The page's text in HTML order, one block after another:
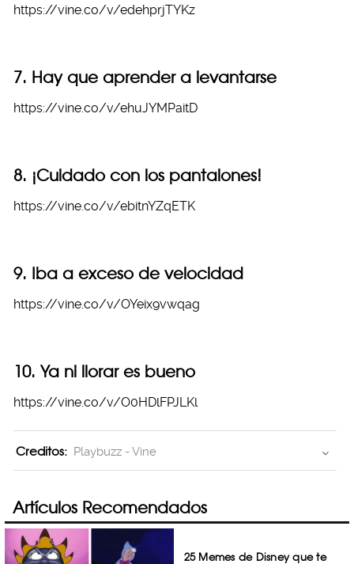
https://vine.co/v/edehprjTYKz
7. Hay que aprender a levantarse
https://vine.co/v/ehuJYMPaitD
8. ¡Cuidado con los pantalones!
https://vine.co/v/ebitnYZqETK
9. Iba a exceso de velocidad
https://vine.co/v/OYeix9vwqag
10. Ya ni llorar es bueno
https://vine.co/v/O0HDlFPJLKl
Creditos: Playbuzz - Vine
Artículos Recomendados
25 Memes de Disney que te